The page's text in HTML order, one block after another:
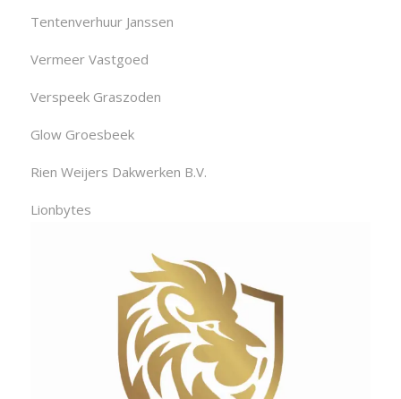
Tentenverhuur Janssen
Vermeer Vastgoed
Verspeek Graszoden
Glow Groesbeek
Rien Weijers Dakwerken B.V.
Lionbytes